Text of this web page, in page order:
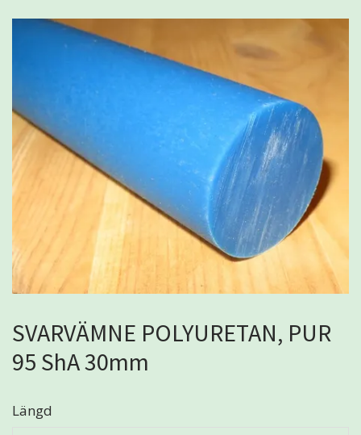
SVARVÄMNE POLYURETAN, PUR
95 ShA 30mm
Längd